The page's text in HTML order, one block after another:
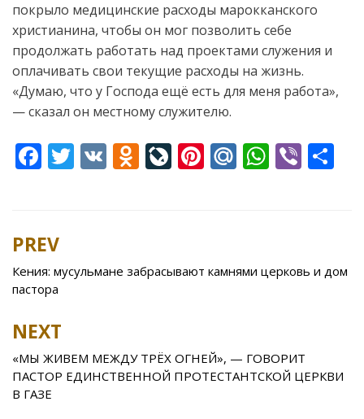
покрыло медицинские расходы марокканского
христианина, чтобы он мог позволить себе
продолжать работать над проектами служения и
оплачивать свои текущие расходы на жизнь.
«Думаю, что у Господа ещё есть для меня работа»,
— сказал он местному служителю.
F
b
o
o
T V O
kl
as
ki
Li
u
r
Pi
st
M
u
W
A
p
Vi
Post
navigation
PREV
Кения: мусульмане забрасывают камнями церковь и дом
пастора
NEXT
«МЫ ЖИВЕМ МЕЖДУ ТРЁХ ОГНЕЙ», — ГОВОРИТ
ПАСТОР ЕДИНСТВЕННОЙ ПРОТЕСТАНТСКОЙ ЦЕРКВИ
В ГАЗЕ